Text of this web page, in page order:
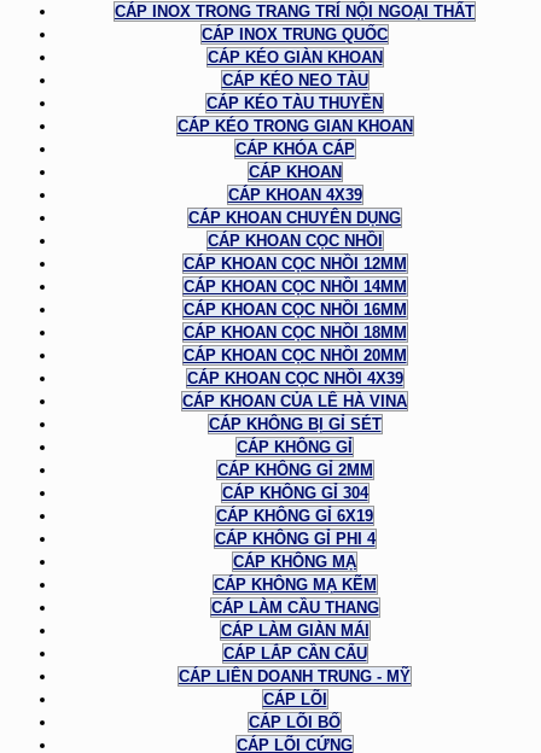
CÁP INOX TRONG TRANG TRÍ NỘI NGOẠI THẤT
CÁP INOX TRUNG QUỐC
CÁP KÉO GIÀN KHOAN
CÁP KÉO NEO TÀU
CÁP KÉO TÀU THUYỀN
CÁP KÉO TRONG GIAN KHOAN
CÁP KHÓA CÁP
CÁP KHOAN
CÁP KHOAN 4X39
CÁP KHOAN CHUYÊN DỤNG
CÁP KHOAN CỌC NHỒI
CÁP KHOAN CỌC NHỒI 12MM
CÁP KHOAN CỌC NHỒI 14MM
CÁP KHOAN CỌC NHỒI 16MM
CÁP KHOAN CỌC NHỒI 18MM
CÁP KHOAN CỌC NHỒI 20MM
CÁP KHOAN CỌC NHỒI 4X39
CÁP KHOAN CỦA LÊ HÀ VINA
CÁP KHÔNG BỊ GỈ SÉT
CÁP KHÔNG GỈ
CÁP KHÔNG GỈ 2MM
CÁP KHÔNG GỈ 304
CÁP KHÔNG GỈ 6X19
CÁP KHÔNG GỈ PHI 4
CÁP KHÔNG MẠ
CÁP KHÔNG MẠ KẼM
CÁP LÀM CẦU THANG
CÁP LÀM GIÀN MÁI
CÁP LẮP CẦN CẨU
CÁP LIÊN DOANH TRUNG - MỸ
CÁP LÕI
CÁP LÕI BỐ
CÁP LÕI CỨNG